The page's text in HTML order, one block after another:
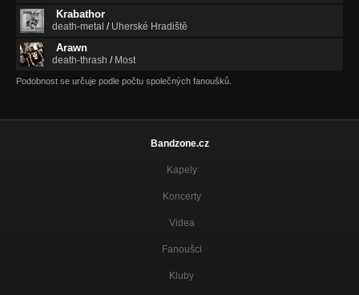
Krabathor
death-metal / Uherské Hradiště
Arawn
death-thrash / Most
Podobnost se určuje podle počtu společných fanoušků.
Bandzone.cz
Kapely
Koncerty
Videa
Fanoušci
Kluby